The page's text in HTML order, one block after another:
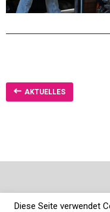
AKTUELLES
Diese Seite verwendet